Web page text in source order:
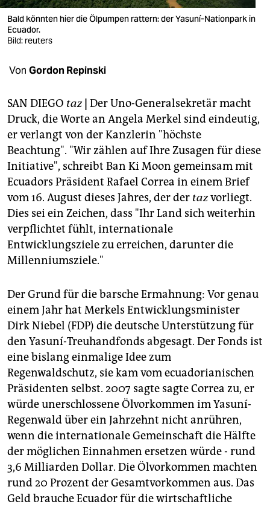
verlag
veranstaltungen
unterstützen
abo
genossenschaft
epaper login
Bald könnten hier die Ölpumpen rattern: der Yasuní-Nationpark in
Ecuador.
Bild: reuters
Von Gordon Repinski
SAN DIEGO taz Der Uno-Generalsekretär macht
Druck, die Worte an Angela Merkel sind eindeutig,
er verlangt von der Kanzlerin "höchste
Beachtung". "Wir zählen auf Ihre Zusagen für diese
Initiative", schreibt Ban Ki Moon gemeinsam mit
Ecuadors Präsident Rafael Correa in einem Brief
vom 16. August dieses Jahres, der der tazvorliegt.
Dies sei ein Zeichen, dass "Ihr Land sich weiterhin
verpflichtet fühlt, internationale
Entwicklungsziele zu erreichen, darunter die
Millenniumsziele."
Der Grund für die barsche Ermahnung: Vor genau
einem Jahr hat Merkels Entwicklungsminister
Dirk Niebel (FDP) die deutsche Unterstützung für
den Yasuní-Treuhandfonds abgesagt. Der Fonds ist
eine bislang einmalige Idee zum
Regenwaldschutz, sie kam vom ecuadorianischen
Präsidenten selbst. 2007 sagte sagte Correa zu, er
würde unerschlossene Ölvorkommen im Yasuní-
Regenwald über ein Jahrzehnt nicht anrühren,
wenn die internationale Gemeinschaft die Hälfte
der möglichen Einnahmen ersetzen würde - rund
3,6 Milliarden Dollar. Die Ölvorkommen machten
rund 20 Prozent der Gesamtvorkommen aus. Das
Geld brauche Ecuador für die wirtschaftliche